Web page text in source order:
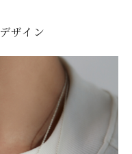
ザイン